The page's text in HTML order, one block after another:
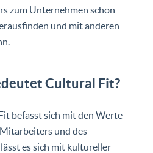
zum Unternehmen schon
und mit anderen
Cultural Fit?
befasst sich mit den Werte-
und des
es sich mit kultureller